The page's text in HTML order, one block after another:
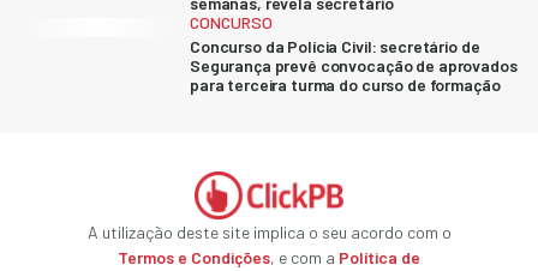
CONCURSO
Concurso da Polícia Civil: secretário de
Segurança prevê convocação de aprovados
para terceira turma do curso de formação
A utilização deste site implica o seu acordo com o
Termos e Condições, e com a Política de